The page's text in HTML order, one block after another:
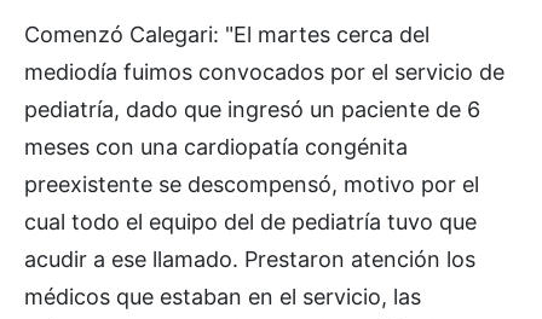
Comenzó Calegari: "El martes cerca del
mediodía fuimos convocados por el servicio de
pediatría, dado que ingresó un paciente de 6
meses con una cardiopatía congénita
preexistente se descompensó, motivo por el
cual todo el equipo del de pediatría tuvo que
acudir a ese llamado. Prestaron atención los
médicos que estaban en el servicio, las